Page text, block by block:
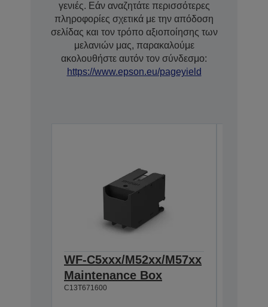
γενιές. Εάν αναζητάτε περισσότερες
πληροφορίες σχετικά με την απόδοση
σελίδας και τον τρόπο αξιοποίησης των
μελανιών μας, παρακαλούμε
ακολουθήστε αυτόν τον σύνδεσμο:
https://www.epson.eu/pageyield
WF-C5xxx/M52xx/M57xx
Maintenance Box
C13T671600